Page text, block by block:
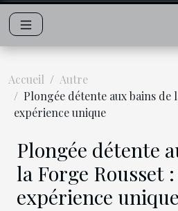
Accueil
Autre
Plongée détente aux bains de
expérience unique
Plongée détente
la Forge Rousset
expérience unique